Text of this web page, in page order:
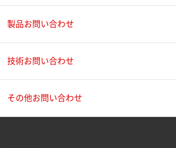
製品お問い合わせ
技術お問い合わせ
その他お問い合わせ